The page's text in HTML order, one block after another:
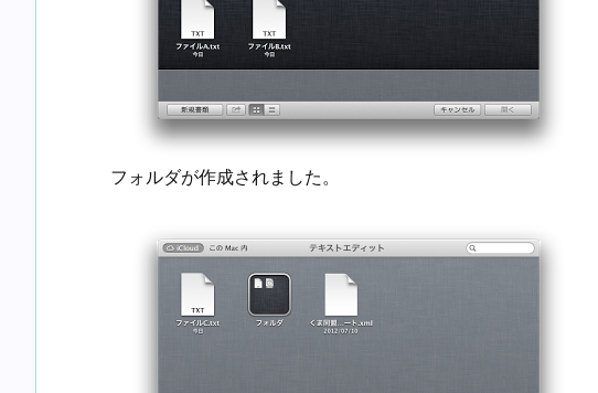
フォルダが作成されました。